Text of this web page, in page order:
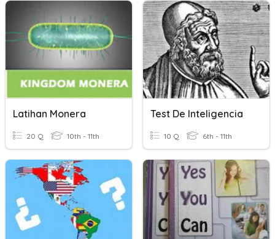
Latihan Monera
20 Q 10th - 11th
Test De Inteligencia
10 Q 6th - 11th